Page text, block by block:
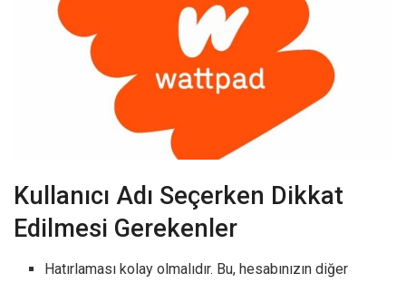
Kullanıcı Adı Seçerken Dikkat
Edilmesi Gerekenler
Hatırlaması kolay olmalıdır. Bu, hesabınızın diğer